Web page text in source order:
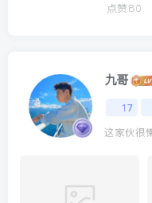
点赞80
九哥
17
这家伙很